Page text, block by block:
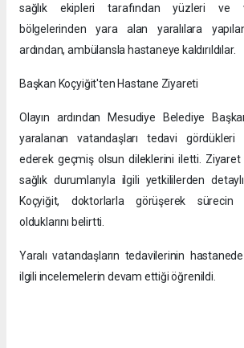
sağlık ekipleri tarafından yüzleri ve
bölgelerinden yara alan yaralılara
ardından, ambülansla hastaneye kaldırıldılar.
Başkan Koçyiğit'ten Hastane Ziyareti
​Olayın ardından Mesudiye Belediye
yaralanan vatandaşları tedavi
ederek geçmiş olsun dileklerini iletti. Ziyaret
sağlık durumlarıyla ilgili yetkililerden
Koçyiğit, doktorlarla görüşerek sürecin
olduklarını belirtti.
​Yaralı vatandaşların tedavilerinin
ilgili incelemelerin devam ettiği öğrenildi.